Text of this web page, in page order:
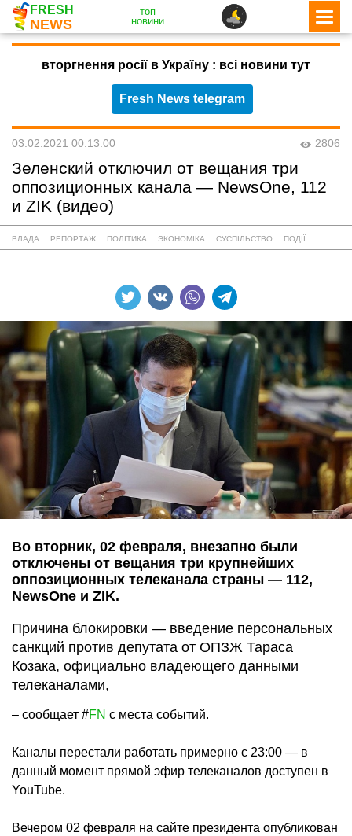
FRESH
NEWS
топ
новини
вторгнення росії в Україну : всі новини тут
Fresh News telegram
03.02.2021 00:13:00 2806
Зеленский отключил от вещания три
оппозиционных канала — NewsOne, 112
и ZIK (видео)
ВЛАДА РЕПОРТАЖ ПОЛІТИКА ЭКОНОМІКА СУСПІЛЬСТВО ПОДІЇ
Во вторник, 02 февраля, внезапно были
отключены от вещания три крупнейших
оппозиционных телеканала страны — 112,
NewsOne и ZIK.
Причина блокировки — введение персональных
санкций против депутата от ОПЗЖ Тараса
Козака, официально владеющего данными
телеканалами,
– сообщает #FN с места событий.
Каналы перестали работать примерно с 23:00 — в
данный момент прямой эфир телеканалов доступен в
YouTube.
Вечером 02 февраля на сайте президента опубликован